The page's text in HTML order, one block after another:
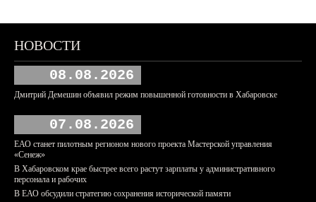
НОВОСТИ
08.08.2026
Дмитрий Демешин объявил режим повышенной готовности в Хабаровске
07.08.2026
ЕАО станет пилотным регионом нового проекта Мастерской управления
«Сенеж»
В Хабаровском крае быстрее всего растут зарплаты у административного
персонала и рабочих
В ЕАО обсудили стратегию сохранения исторической памяти